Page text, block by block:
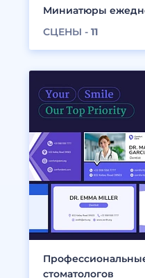
Миниатюры
СЦЕНЫ - 11
стоматологов